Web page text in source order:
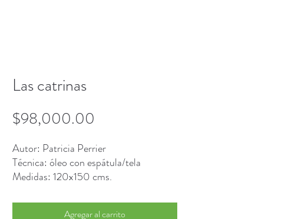
Las catrinas
$98,000.00
Autor: Patricia Perrier
Técnica: óleo con espátula/tela
Medidas: 120x150 cms.
Agregar al carrito